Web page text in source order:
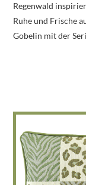
Regenwald
Ruhe und Frische
Gobelin mit der